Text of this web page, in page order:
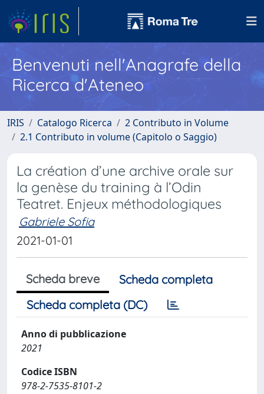
Benvenuti nell'Anagrafe della
Ricerca d'Ateneo
IRIS Catalogo Ricerca
2 Contributo in Volume
2.1 Contributo in volume (Capitolo o Saggio)
La création d’une archive orale sur
la genèse du training à l’Odin
Teatret. Enjeux méthodologiques
Gabriele Sofia
2021-01-01
Scheda breve
Scheda completa
Scheda completa (DC)
Anno di pubblicazione
2021
Codice ISBN
978-2-7535-8101-2